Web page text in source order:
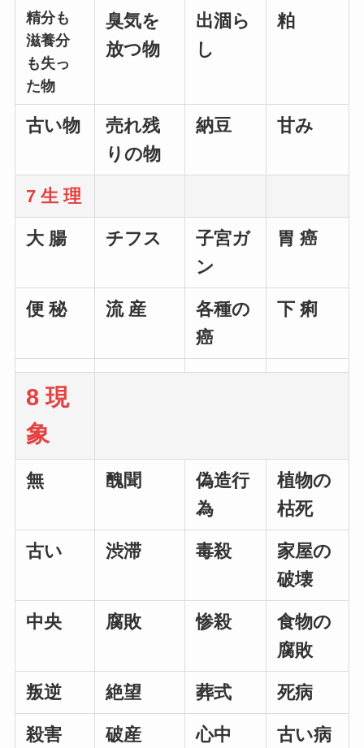
精分も
滋養分
も失っ
た物
臭気を
放つ物
出涸ら
し
粕
古い物
売れ残
りの物
納豆 甘み
7 生 理
大 腸 チフス
子宮ガ
ン
胃 癌
便 秘 流 産
各種の
癌
下 痢
8 現
象
無 醜聞
偽造行
為
植物の
枯死
古い 渋滞 毒殺
家屋の
破壊
中央 腐敗 惨殺
食物の
腐敗
叛逆 絶望 葬式 死病
殺害 破産 心中
古い病